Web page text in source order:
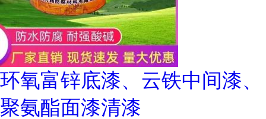
环氧富锌底漆、云铁中间漆、
聚氨酯面漆清漆